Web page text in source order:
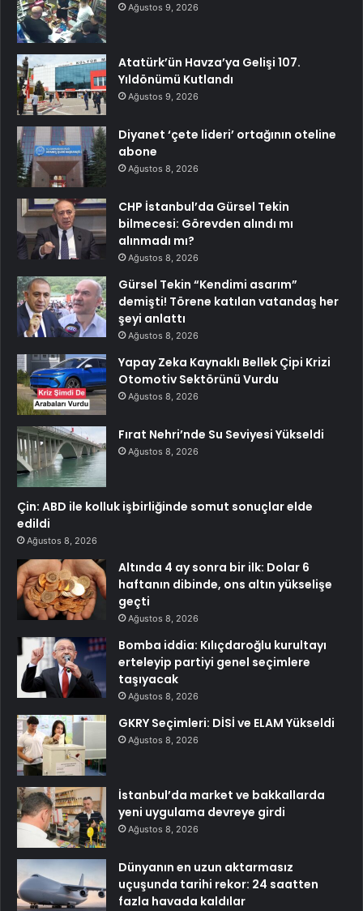
Ağustos 9, 2026
Atatürk’ün Havza’ya Gelişi 107.
Yıldönümü Kutlandı
Ağustos 9, 2026
Diyanet ‘çete lideri’ ortağının oteline
abone
Ağustos 8, 2026
CHP İstanbul’da Gürsel Tekin
bilmecesi: Görevden alındı mı
alınmadı mı?
Ağustos 8, 2026
Gürsel Tekin “Kendimi asarım”
demişti! Törene katılan vatandaş her
şeyi anlattı
Ağustos 8, 2026
Yapay Zeka Kaynaklı Bellek Çipi Krizi
Otomotiv Sektörünü Vurdu
Ağustos 8, 2026
Fırat Nehri’nde Su Seviyesi Yükseldi
Ağustos 8, 2026
Çin: ABD ile kolluk işbirliğinde somut sonuçlar elde
edildi
Ağustos 8, 2026
Altında 4 ay sonra bir ilk: Dolar 6
haftanın dibinde, ons altın yükselişe
geçti
Ağustos 8, 2026
Bomba iddia: Kılıçdaroğlu kurultayı
erteleyip partiyi genel seçimlere
taşıyacak
Ağustos 8, 2026
GKRY Seçimleri: DİSİ ve ELAM Yükseldi
Ağustos 8, 2026
İstanbul’da market ve bakkallarda
yeni uygulama devreye girdi
Ağustos 8, 2026
Dünyanın en uzun aktarmasız
uçuşunda tarihi rekor: 24 saatten
fazla havada kaldılar